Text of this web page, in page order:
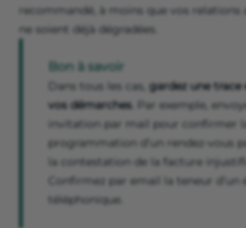
recommandé, à moins que vos relations
ne soient déjà dégradées.
Bon à savoir
Dans tous les cas, gardez une trace
vos démarches. Par exemple,
invitation par mail pour confirmer
programmation d’un rendez-vous
la contestation de la facture
Confirmez par email la teneur d’un
téléphonique.